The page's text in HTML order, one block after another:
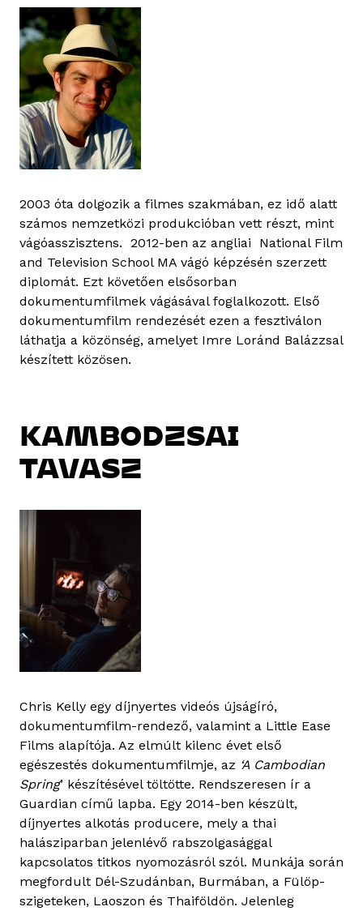
2003 óta dolgozik a filmes szakmában, ez idő alatt
számos nemzetközi produkcióban vett részt, mint
vágóasszisztens. 2012-ben az angliai National Film
and Television School MA vágó képzésén szerzett
diplomát. Ezt követően elsősorban
dokumentumfilmek vágásával foglalkozott. Első
dokumentumfilm rendezését ezen a fesztiválon
láthatja a közönség, amelyet Imre Loránd Balázzsal
készített közösen.
KAMBODZSAI
TAVASZ
Chris Kelly egy díjnyertes videós újságíró,
dokumentumfilm-rendező, valamint a Little Ease
Films alapítója. Az elmúlt kilenc évet első
egészestés dokumentumfilmje, az ‘A Cambodian
Spring’ készítésével töltötte. Rendszeresen ír a
Guardian című lapba. Egy 2014-ben készült,
díjnyertes alkotás producere, mely a thai
halásziparban jelenlévő rabszolgasággal
kapcsolatos titkos nyomozásról szól. Munkája során
megfordult Dél-Szudánban, Burmában, a Fülöp-
szigeteken, Laoszon és Thaiföldön. Jelenleg